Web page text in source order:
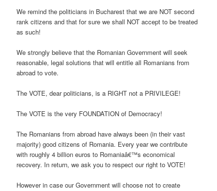
We remind the politicians in Bucharest that we are NOT second
rank citizens and that for sure we shall NOT accept to be treated
as such!
We strongly believe that the Romanian Government will seek
reasonable, legal solutions that will entitle all Romanians from
abroad to vote.
The VOTE, dear politicians, is a RIGHT not a PRIVILEGE!
The VOTE is the very FOUNDATION of Democracy!
The Romanians from abroad have always been (in their vast
majority) good citizens of Romania. Every year we contribute
with roughly 4 billion euros to Romaniaâ€™s economical
recovery. In return, we ask you to respect our right to VOTE!
However in case our Government will choose not to create